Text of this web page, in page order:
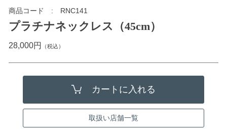
商品コード RNC141
プラチナネックレス（45cm）
28,000円 （税込）
取扱い店舗一覧